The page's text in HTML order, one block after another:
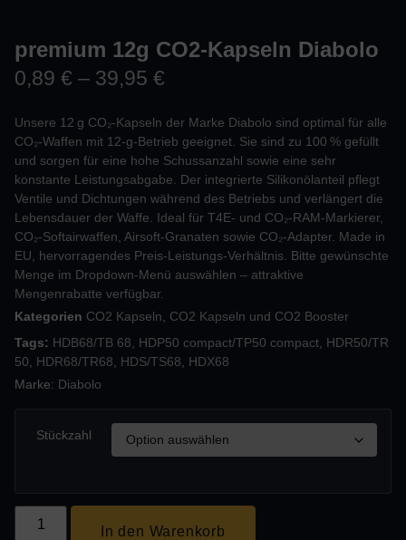
premium 12g CO2-Kapseln Diabolo
0,89 € – 39,95 €
Unsere 12 g CO₂‑Kapseln der Marke Diabolo sind optimal für alle
CO₂‑Waffen mit 12‑g‑Betrieb geeignet. Sie sind zu 100 % gefüllt
und sorgen für eine hohe Schussanzahl sowie eine sehr
konstante Leistungsabgabe. Der integrierte Silikonölanteil pflegt
Ventile und Dichtungen während des Betriebs und verlängert die
Lebensdauer der Waffe. Ideal für T4E‑ und CO₂‑RAM‑Markierer,
CO₂‑Softairwaffen, Airsoft‑Granaten sowie CO₂‑Adapter. Made in
EU, hervorragendes Preis‑Leistungs‑Verhältnis. Bitte gewünschte
Menge im Dropdown‑Menü auswählen – attraktive
Mengenrabatte verfügbar.
Kategorien CO2 Kapseln, CO2 Kapseln und CO2 Booster
Tags: HDB68/TB 68, HDP50 compact/TP50 compact, HDR50/TR
50, HDR68/TR68, HDS/TS68, HDX68
Marke: Diabolo
Stückzahl
In den Warenkorb